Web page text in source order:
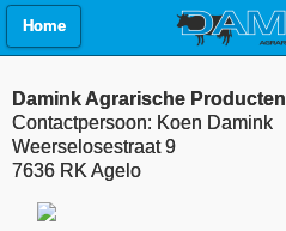
Home
Damink Agrarische Producten
Contactpersoon: Koen Damink
Weerselosestraat 9
7636 RK Agelo